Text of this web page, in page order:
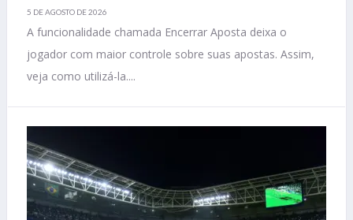
5 DE AGOSTO DE 2026
A funcionalidade chamada Encerrar Aposta deixa o
jogador com maior controle sobre suas apostas. Assim,
veja como utilizá-la....